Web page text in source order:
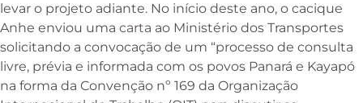
levar o projeto adiante. No início deste ano, o cacique
Anhe enviou uma carta ao Ministério dos Transportes
solicitando a convocação de um “processo de consulta
livre, prévia e informada com os povos Panará e Kayapó
na forma da Convenção nº 169 da Organização